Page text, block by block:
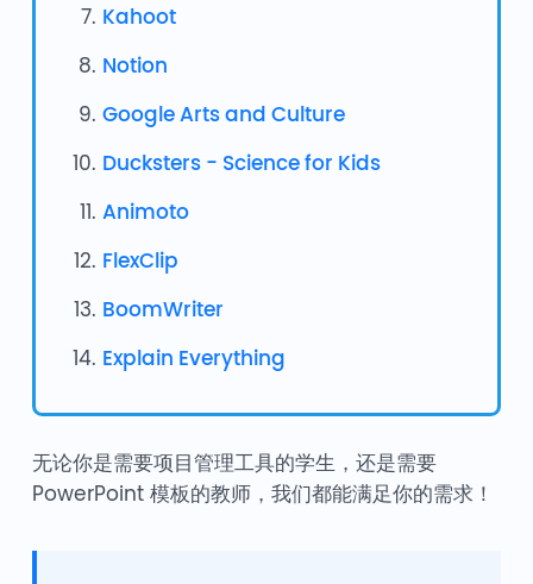
Kahoot
Notion
Google Arts and Culture
Ducksters - Science for Kids
Animoto
FlexClip
BoomWriter
Explain Everything
无论你是需要项目管理工具的学生，还是需要
PowerPoint 模板的教师，我们都能满足你的需求！